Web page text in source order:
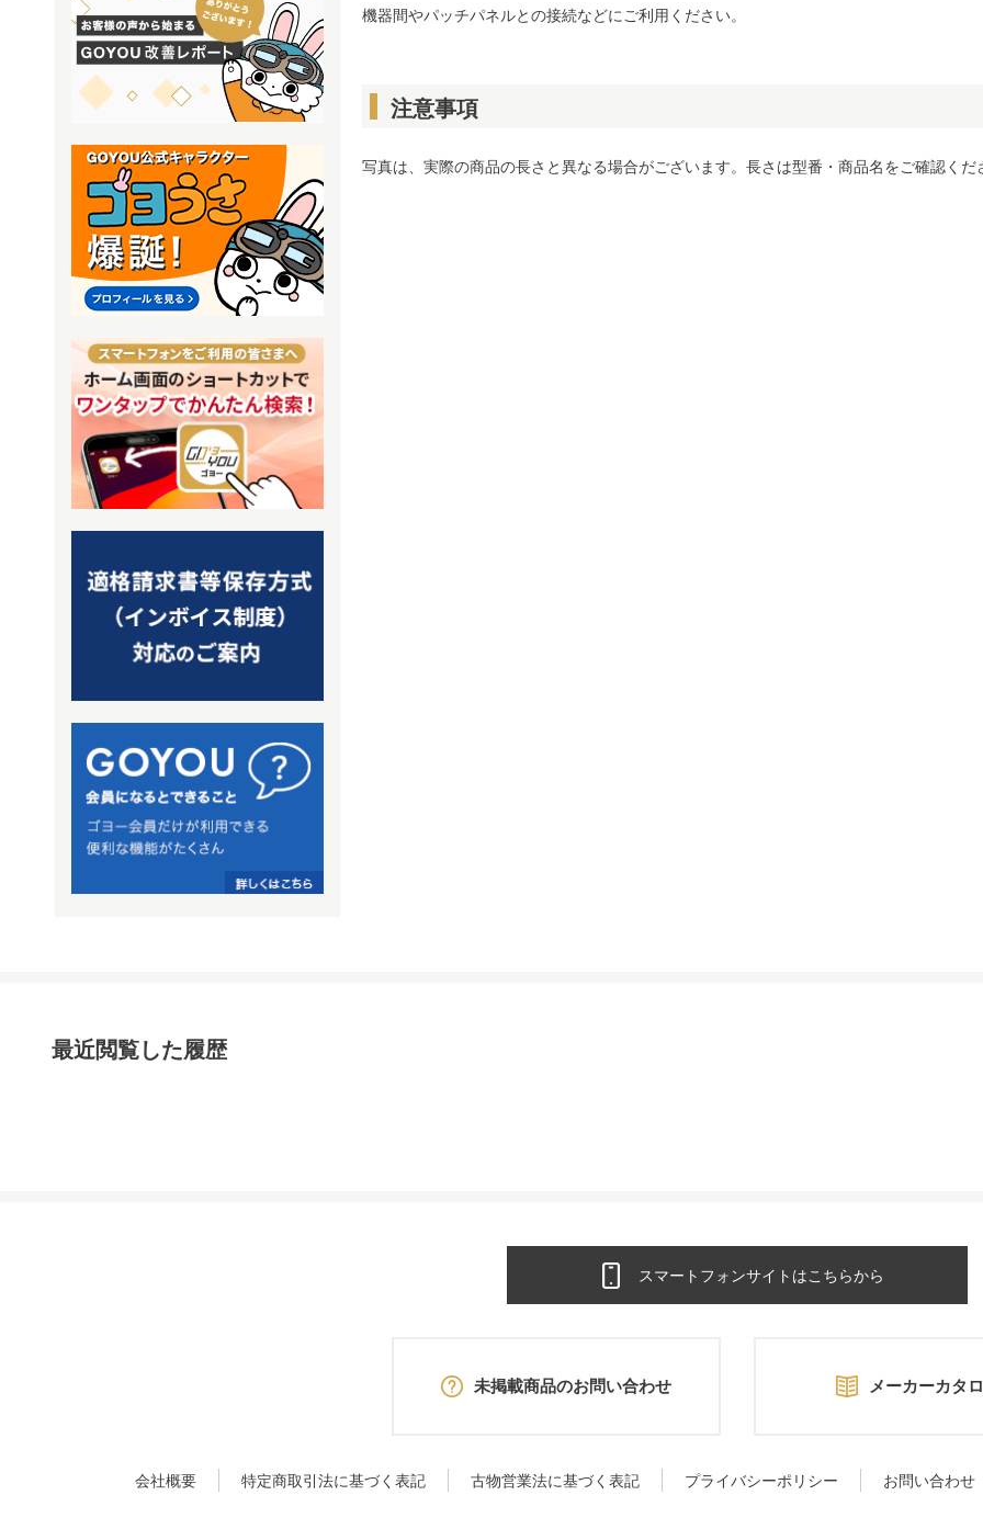
機器間やパッチパネルとの接続などにご利用ください。
注意事項
写真は、実際の商品の長さと異なる場合がございます。長さは型番・商品名をご確認くだ
最近閲覧した履歴
スマートフォンサイトはこちらから
未掲載商品のお問い合わせ メーカーカタ
会社概要 特定商取引法に基づく表記 古物営業法に基づく表記 プライバシーポリシー お問い合わせ